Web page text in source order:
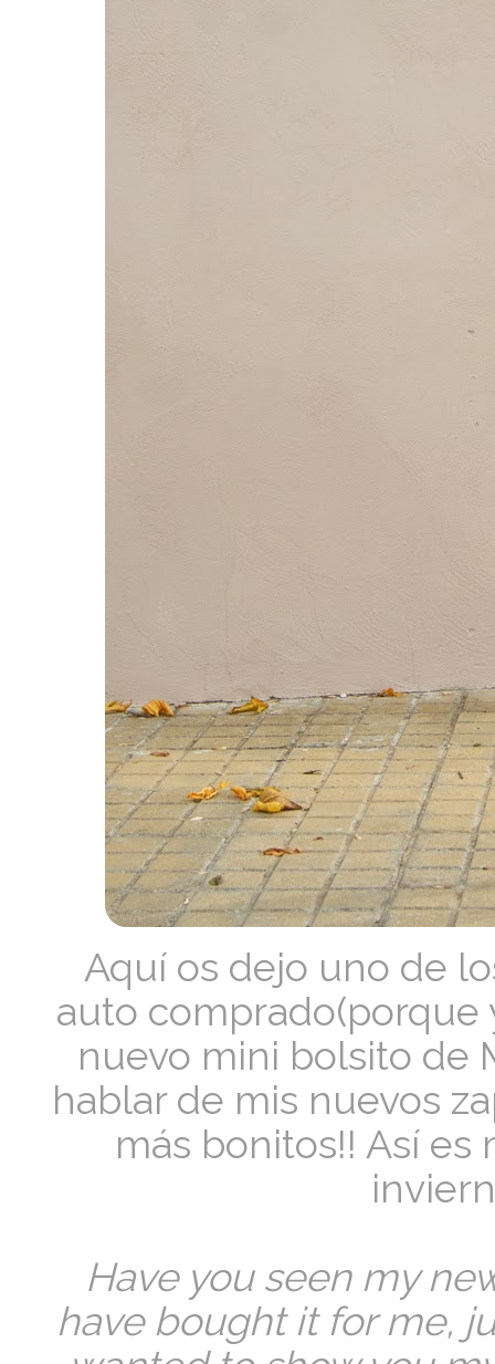
Aquí os dejo uno de
auto comprado(porque
nuevo mini bolsito de
hablar de mis nuevos
más bonitos!! Así
Have you seen my
have bought it for me,